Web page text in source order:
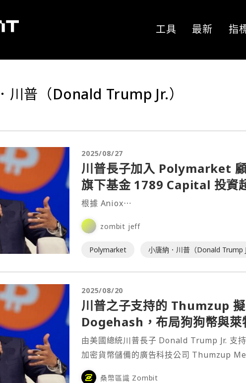
工具 最新 指
川普（Donald Trump Jr.）
2025/08/27
川普長子加入 Polymarket 顧
旗下基金 1789 Capital 投資
根據 Aniox⋯
zombit jeff
Polymarket 小唐納．川普（Donald Trump
2025/08/20
川普之子支持的 Thumzup
Dogehash，布局狗狗幣與萊
由美國總統川普長子 Donald Trump Jr. 支
加密貨幣儲備的廣告科技公司 Thumzup
Corporation 週二⋯
桑幣區識 Zombit